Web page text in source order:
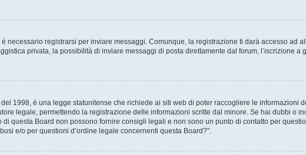
necessario registrarsi per inviare messaggi. Comunque, la registrazione ti darà accesso ad
privata, la possibilità di inviare messaggi di posta direttamente dal forum, l’iscrizione
1998, è una legge statunitense che richiede ai siti web di poter raccogliere le informazioni
legale, permettendo la registrazione delle informazioni scritte dal minore. Se hai dubbi o
questa Board non possono fornire consigli legali e non sono un punto di contatto per
e/o per questioni d’ordine legale concernenti questa Board?”.